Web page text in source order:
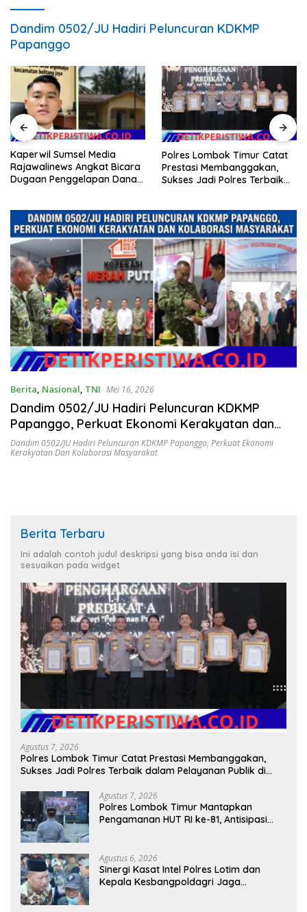
Dandim 0502/JU Hadiri Peluncuran KDKMP
Papanggo
Kaperwil Sumsel Media
Rajawalinews Angkat Bicara
Dugaan Penggelapan Dana
Hilang 3 Bulan Bawa
Anggaran Pembangunan
Polres Lombok Timur Catat
Prestasi Membanggakan,
Sukses Jadi Polres Terbaik
Berita, Nasional, TNI Mei 16, 2026
Dandim 0502/JU Hadiri Peluncuran KDKMP
Papanggo, Perkuat Ekonomi Kerakyatan dan
Kolaborasi Masyarakat
Dandim 0502/JU Hadiri Peluncuran KDKMP Papanggo, Perkuat Ekonomi
Kerakyatan Dan Kolaborasi Masyarakat
Berita Terbaru
Ini adalah contoh judul deskripsi yang bisa anda isi dan
sesuaikan pada widget
Agustus 7, 2026
Polres Lombok Timur Catat Prestasi Membanggakan,
Sukses Jadi Polres Terbaik dalam Pelayanan Publik di
Agustus 7, 2026
Polres Lombok Timur Mantapkan
Pengamanan HUT RI ke-81, Antisipasi
Agustus 6, 2026
Sinergi Kasat Intel Polres Lotim dan
Kepala Kesbangpoldagri Jaga